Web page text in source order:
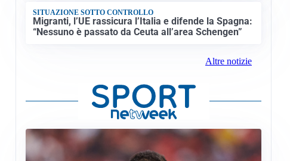
SITUAZIONE SOTTO CONTROLLO
Migranti, l’UE rassicura l’Italia e difende la Spagna:
“Nessuno è passato da Ceuta all’area Schengen”
Altre notizie